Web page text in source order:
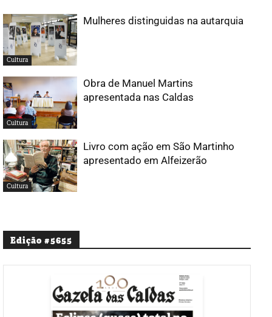
Cultura
Mulheres distinguidas na autarquia
Cultura
Obra de Manuel Martins
apresentada nas Caldas
Cultura
Livro com ação em São Martinho
apresentado em Alfeizerão
Edição #5655